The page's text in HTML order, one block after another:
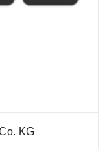
KG